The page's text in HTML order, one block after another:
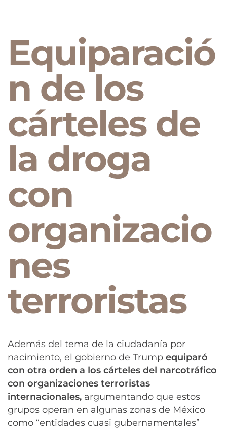
Equiparació
n de los
cárteles de
la droga
con
organizacio
nes
terroristas
Además del tema de la ciudadanía por
nacimiento, el gobierno de Trump equiparó
con otra orden a los cárteles del narcotráfico
con organizaciones terroristas
internacionales, argumentando que estos
grupos operan en algunas zonas de México
como “entidades cuasi gubernamentales”